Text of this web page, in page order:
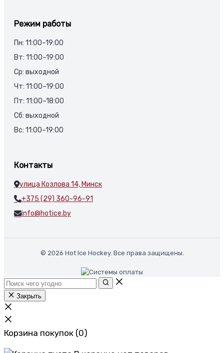
Режим работы
Пн: 11:00–19:00
Вт: 11:00–19:00
Ср: выходной
Чт: 11:00–19:00
Пт: 11:00–18:00
Сб: выходной
Вс: 11:00–19:00
Контакты
улица Козлова 14, Минск
+375 (29) 360-96-91
info@hotice.by
© 2026 Hot Ice Hockey. Все права защищены.
Закрыть
Корзина покупок (0)